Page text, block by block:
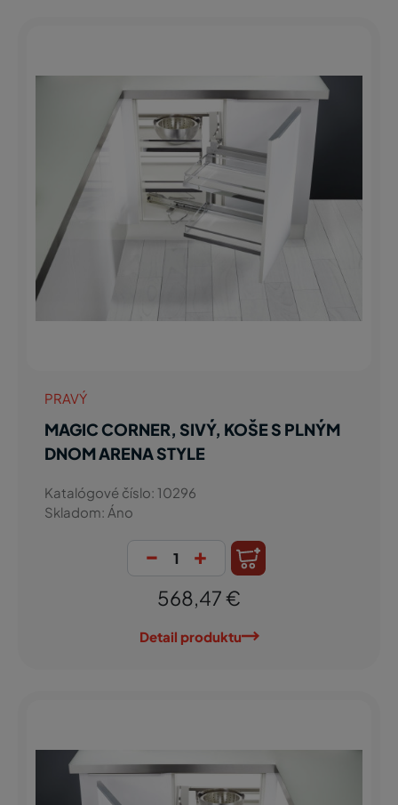
PRAVÝ
MAGIC CORNER, SIVÝ, KOŠE S PLNÝM
DNOM ARENA STYLE
Katalógové číslo: 10296
Skladom: Áno
- +
568,47 €
Detail produktu